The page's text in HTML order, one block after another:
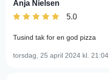
Anja Nielsen
5.0
Tusind tak for en god pizza
torsdag, 25 april 2024 kl. 21:04